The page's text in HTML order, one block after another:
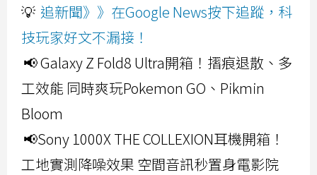
💡 追新聞》》在Google News按下追蹤，科
技玩家好文不漏接！
📢 Galaxy Z Fold8 Ultra開箱！摺痕退散、多
工效能 同時爽玩Pokemon GO、Pikmin
Bloom
📢Sony 1000X THE COLLEXION耳機開箱！
工地實測降噪效果 空間音訊秒置身電影院